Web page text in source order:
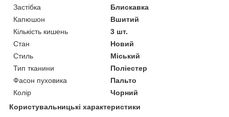
Застібка
Блискавка
Капюшон
Вшитий
Кількість кишень
3 шт.
Стан
Новий
Стиль
Міський
Тип тканини
Поліестер
Фасон пуховика
Пальто
Колір
Чорний
Користувальницькі характеристики